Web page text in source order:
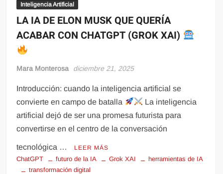
Inteligencia Artificial
LA IA DE ELON MUSK QUE QUERÍA
ACABAR CON CHATGPT (GROK XAI)
Mara Monterosa diciembre 21, 2025
Introducción: cuando la inteligencia artificial se
convierte en campo de batalla
La inteligencia
artificial dejó de ser una promesa futurista para
convertirse en el centro de la conversación
tecnológica … LEER MÁS
ChatGPT futuro de la IA Grok XAI
herramientas de IA
transformación digital